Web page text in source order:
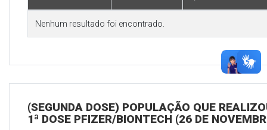
Nenhum resultado foi encontrado.
(SEGUNDA DOSE) POPULAÇÃO QUE
1ª DOSE PFIZER/BIONTECH (26 DE